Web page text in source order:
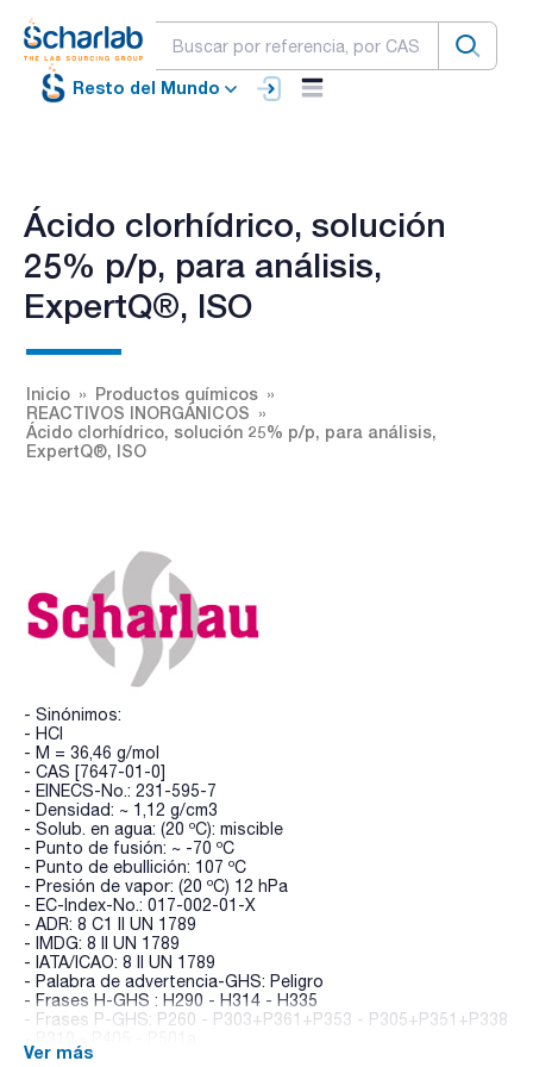
Resto del Mundo
Ácido clorhídrico, solución
25% p/p, para análisis,
ExpertQ®, ISO
Inicio
Productos químicos
REACTIVOS INORGÁNICOS
Ácido clorhídrico, solución 25% p/p, para análisis,
ExpertQ®, ISO
- Sinónimos:
- HCl
- M = 36,46 g/mol
- CAS [7647-01-0]
- EINECS-No.: 231-595-7
- Densidad: ~ 1,12 g/cm3
- Solub. en agua: (20 ºC): miscible
- Punto de fusión: ~ -70 ºC
- Punto de ebullición: 107 ºC
- Presión de vapor: (20 ºC) 12 hPa
- EC-Index-No.: 017-002-01-X
- ADR: 8 C1 II UN 1789
- IMDG: 8 II UN 1789
- IATA/ICAO: 8 II UN 1789
- Palabra de advertencia-GHS: Peligro
- Frases H-GHS : H290 - H314 - H335
- Frases P-GHS: P260 - P303+P361+P353 - P305+P351+P338
- Partida arancelaria: 2806 10 00 00
Ver más